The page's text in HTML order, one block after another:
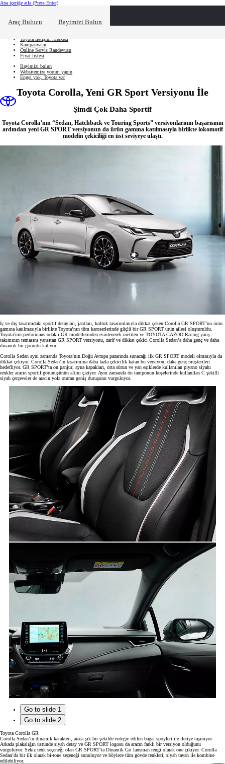
Ana içeriğe atla (Press Enter)
Araç Bulucu Bayimizi Bulun
Ne aramıştınız? Hızlı erişim alanını kapatmak için tıklayın
Toyota İletişim Merkezi
Kampanyalar
Online Servis Randevusu
Fiyat listesi
Bayimizi bulun
Websitemize yorum yapın
Engel yok, Toyota var
Toyota Corolla, Yeni GR Sport Versiyonu İle
Şimdi Çok Daha Sportif
Toyota Corolla’nın “Sedan, Hatchback ve Touring Sports” versiyonlarının başarısının
ardından yeni GR SPORT versiyonun da ürün gamına katılmasıyla birlikte lokomotif
modelin çekiciliği en üst seviyeye ulaştı.
İç ve dış tasarımdaki sportif detayları, jantları, koltuk tasarımlarıyla dikkat çeken Corolla GR SPORT’un ürün
gamına katılmasıyla birlikte Toyota’nın tüm karoserlerinde güçlü bir GR SPORT ürün ailesi oluşturuldu.
Toyota’nın performans odaklı GR modellerinden esinlenerek üretilen ve TOYOTA GAZOO Racing yarış
takımının temasını yansıtan GR SPORT versiyonu, zarif ve dikkat çekici Corolla Sedan’a daha genç ve daha
dinamik bir görüntü katıyor.
Corolla Sedan aynı zamanda Toyota’nın Doğu Avrupa pazarında sunacağı ilk GR SPORT modeli olmasıyla da
dikkat çekiyor. Corolla Sedan’ın tasarımına daha fazla çekicilik katan bu versiyon, daha genç müşterileri
hedefliyor. GR SPORT’ta ön panjur, ayna kapakları, orta sütun ve yan eşiklerde kullanılan piyano siyahı
renkler aracın sportif görünüşünün altını çiziyor. Aynı zamanda ön tamponun köşelerinde kullanılan C şekilli
siyah çerçeveler de aracın yola oturan geniş duruşunu vurguluyor.
Go to slide 1
Go to slide 2
Toyota Corolla GR
Corolla Sedan’ın dinamik karakteri, araca şık bir şekilde entegre edilen bagaj spoyleri ile ileriye taşınıyor.
Arkada plakalığın üstünde siyah detay ve GR SPORT logosu da aracın farklı bir versiyon olduğunu
vurguluyor. Sekiz renk seçeneği olan GR SPORT’ta Dinamik Gri lansman rengi olarak öne çıkıyor. Corolla
Sedan’da bir ilk olarak bi-tone seçeneği sunuluyor ve böylece tüm gövde renkleri, siyah tavan ile kombine
edilebiliyor.